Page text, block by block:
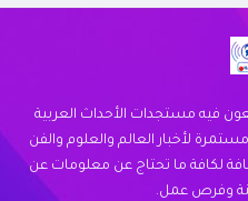
فيه مستجدات الأحداث العربية
لأخبار العالم والعلوم والفن
لكافة ما تحتاج عن معلومات عن
وفرص عمل.